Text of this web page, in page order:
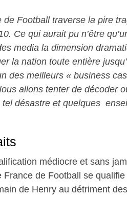
de Football traverse la pire
Ce qui aurait pu n’être
media la dimension
la nation toute entière
des meilleurs « business
allons tenter de décoder
tel désastre et quelques
médiocre et sans
France de Football se
de Henry au détriment